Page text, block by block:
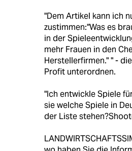
"Dem Artikel kann ich
zustimmen:"Was es
in der
mehr Frauen in den
Herstellerfirmen." " -
Profit unterordnen.
"Ich entwickle Spiele
sie welche Spiele in
der Liste